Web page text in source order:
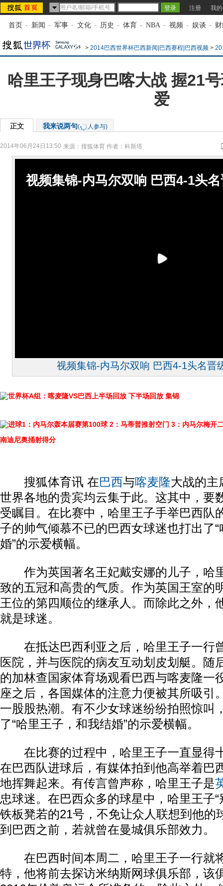
注册 我
首页 - 新闻 - 军事 - 文化 - 历史 - 体育 - NBA - 视频 - 娱谈 -
> 2014巴西世界杯巴西新闻|巴西赛程|巴西视频 >
哈里王子现身巴喀大战 握21
爱
正文 我来说两句( 人参与)
2014年06月24日13:50 来源： 搜狐体育 作者：科斯塔
视频集锦-内马尔双响 巴西4-1头
视频集锦-内马尔双响 巴西4-1头名晋
世界杯A组：喀麦隆VS巴西上半场回放 下半场回放 集锦
进球1：内马尔轰本届赛第100球 2：马蒂普推射空门 3：内马尔梅开
南迪尼奥捅射得分
搜狐体育讯 在巴西与喀麦隆大战的主
世界各地的贵宾均云集于此。这其中，要
受瞩目。在比赛中，哈里王子手举巴西队
子的帅气倾慕不已的巴西女球迷也打出了
婚”的示爱横幅。
作为英国著名王妃戴安娜的儿子，哈
致的五冠和高贵的气质。作为英国王室的
王位的第四顺位的继承人。而除此之外，
就是球迷。
在抵达巴西利亚之后，哈里王子一行
医院，并与医院的病友互动划皮划艇。随
的加林查国家体育场观看巴西与喀麦隆一
座之后，各国媒体的注意力便被其所吸引
一股股热潮。有不少女球迷纷纷拍照惊叫
了“哈里王子，和我结婚”的示爱横幅。
在比赛的过程中，哈里王子一直显得
在巴西队进球后，有媒体拍到他高举着巴
地挥舞起来。有传言曾声称，哈里王子是
忠球迷。在巴西众多的球星中，哈里王子“
铁板凳若的21号，不免让众人联想到他的
到巴西之前，若就曾在曼城俱乐部效力。
在巴西时间本周二，哈里王子一行就
特，他将前去探访米纳斯网球俱乐部，该